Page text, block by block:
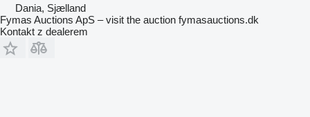
Dania, Sjælland
Fymas Auctions ApS – visit the auction fymasauctions.dk
Kontakt z dealerem